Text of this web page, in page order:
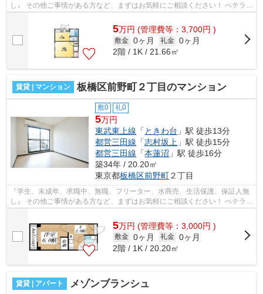
し』 その他ご事情がある方など、まずはお気軽にご相談ください！ べテラン
スタッフが対応致しますのでご希望...
5万円 (管理費等：3,700円 )
敷金 0ヶ月 礼金 0ヶ月
2階 / 1K / 21.66㎡
賃貸 | マンション 板橋区前野町２丁目のマンション
敷0 礼0
5万円
東武東上線 「 ときわ台 」駅 徒歩13分
都営三田線 「志村坂上 」駅 徒歩15分
都営三田線 「本蓮沼 」駅 徒歩16分
築34年 / 20.20㎡
東京都板橋区前野町２丁目
『学生、未成年、求職中、無職、フリーター、水商売、生活保護、保証人無
し』 その他ご事情がある方など、まずはお気軽にご相談ください！ べテラン
5万円 (管理費等：3,000円 )
敷金 0ヶ月 礼金 0ヶ月
2階 / 1K / 20.20㎡
賃貸 | アパート メゾンブランシュ